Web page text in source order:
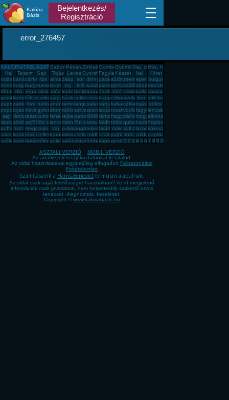
Kalória
Bázis
Bejelentkezés/
Regisztráció
error_276457
KALÓRIATÁBLÁZATGabona, mag, örlemény
Pékáru, édesség, sütemény, rágcsa, tészta
Zöldség, fűszer
GombaGyümölcsOlaj, zsíradékHús, húskészítmény
Hal
TejtermékSajt Tojás Leves Gyorsfagyasztott, dobozos, konzerv étel
Fagylalt, jégkrém
Készétel Ital
Köret
tojás banáncsirkemell
rizs alma zabpehely
sör dinnyeparadicsom
sütőtökzsemleeper bulgur
édesburgonya
burgonyaburgonyanarancskrumplitej kifli kuszkusz
pizzagörögdinnye
szőlőuborkamandarin
főtt tojás
dió répa virsli méz körte brokkolibarnarizsőszibarack
túró csirkecomb
karfiolsárgadinnye
gombakenyérfőtt rizscsirkemájsárgarépa
húslevescukkinicseresznyetrappista sajt
cukoravokádó
bor sült krumpli
paprikazabkása
kiwi nektarinananászrántott hús
lángospalacsintasárgabarack
kakaós csiga
céklatojásfehérje
köles
popcorntojásrántotta
kávégyrosáfonyatükörtojás
szilvaspenótlecsórozskenyér
vodkafagyi lencse
sajt rántott csirkemell
tésztakukoricafehér kenyér
tejbegrízpattogatott kukorica
tökfőzelék
rántottahagymapálinkamogyoróalkohol
rántott sajt
zöldbabtejfölfőtt kukorica
lencsefőzelék
málnafőtt krumpli
kesudióföldimogyoró
töltött káposzta
quinoahamburger
hajdina
puffasztott rizs
liszt meggysajtos pogácsa
vaj pulykamell
pogácsateljes kiőrlésû kenyér
fasírt mák sült csirkecomb
lazackókuszzsír
savanyú káposzta
krumplipüré
túró rudizellerbaracktökmagcsirkemell sonka
zöldbabfőzelék
szalonnajoghurttofu zöldalmapaprikás krumpli
székelykáposzta
sonkahalászlékókuszreszelék
gulyásleves
salátamozzarella
tonhalkáposztagesztenye
1 2 3 4 5 6 7 8 9 10
ASZTALI VERZIÓ
MOBIL VERZIÓ
Az adatkezelési tájékoztatónkat itt találod.
Az oldal használatával egyidejűleg elfogadod Felhasználási
Feltételeinket
Számításaink a Harris-Benedict formulán alapulnak.
Az oldal csak saját felelősségre használható! Az itt megjelenő
információk csak javaslatok, nem helyettesítik szakértő orvos
tanácsát, diagnózisát, kezelését.
Copyright © www.kaloriabazis.hu